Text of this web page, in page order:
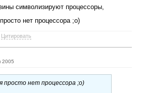
символизируют процессоры,
нет процессора ;o)
Цитировать
2005
просто нет процессора ;o)